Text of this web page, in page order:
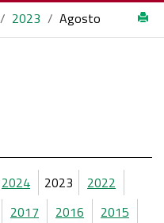
/ 2023 / Agosto
2024 2023
2022
2017 2016
2015